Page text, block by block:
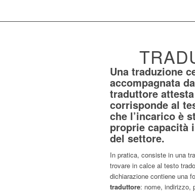
Una traduzione
accompagnata
traduttore
corrisponde al
che l’incarico è
proprie capacità
del settore.
In pratica, consiste in una
trovare in calce al testo
dichiarazione contiene una
traduttore: nome, indirizzo,